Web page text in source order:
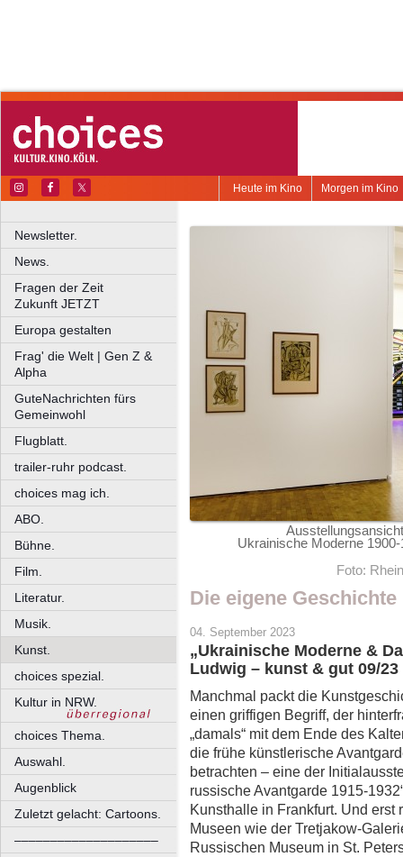
Morgen im Kino
Heute im Kino
Newsletter.
News.
Fragen der Zeit
Zukunft JETZT
Europa gestalten
Frag' die Welt | Gen Z &
Alpha
GuteNachrichten fürs
Gemeinwohl
Flugblatt.
trailer-ruhr podcast.
choices mag ich.
ABO.
Bühne.
Film.
Literatur.
Musik.
Kunst.
choices spezial.
Kultur in NRW.
choices Thema.
Auswahl.
Augenblick
Zuletzt gelacht: Cartoons.
––––––––––––––––––––
Ukrainische Moderne
Foto:
Die eigene Geschichte
04. September 2023
„Ukrainische Moderne &
Ludwig – kunst & gut 09/23
Manchmal packt die
einen griffigen Begriff, der
„damals“ mit dem Ende des
die frühe künstlerische
betrachten – eine der
russische Avantgarde 1915-
Kunsthalle in Frankfurt. Und
Museen wie der Tretjakow-
Russischen Museum in St.